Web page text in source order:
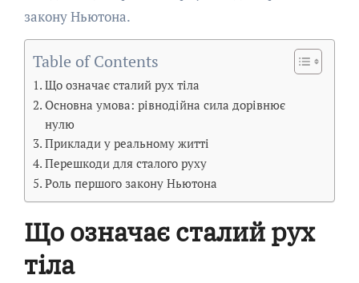
закону Ньютона.
Table of Contents
Що означає сталий рух тіла
Основна умова: рівнодійна сила дорівнює
нулю
Приклади у реальному житті
Перешкоди для сталого руху
Роль першого закону Ньютона
Що означає сталий рух
тіла